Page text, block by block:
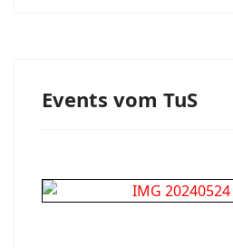
Events vom TuS